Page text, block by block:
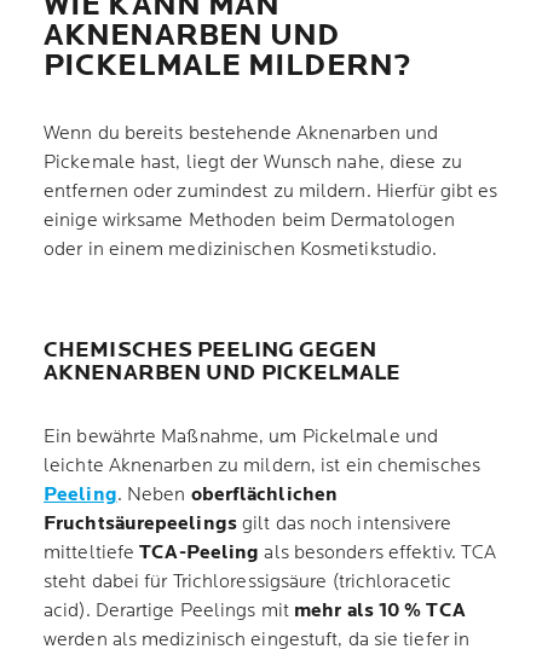
AKNENARBEN UND
PICKELMALE MILDERN?
Wenn du bereits bestehende Aknenarben und
Pickemale hast, liegt der Wunsch nahe, diese zu
entfernen oder zumindest zu mildern. Hierfür gibt es
einige wirksame Methoden beim Dermatologen
oder in einem medizinischen Kosmetikstudio.
CHEMISCHES PEELING GEGEN
AKNENARBEN UND PICKELMALE
Ein bewährte Maßnahme, um Pickelmale und
leichte Aknenarben zu mildern, ist ein chemisches
Peeling. Neben oberflächlichen
Fruchtsäurepeelingsgilt das noch intensivere
mitteltiefeTCA-Peeling als besonders effektiv. TCA
steht dabei für Trichloressigsäure (trichloracetic
acid). Derartige Peelings mit mehr als 10 % TCA
werden als medizinisch eingestuft, da sie tiefer in